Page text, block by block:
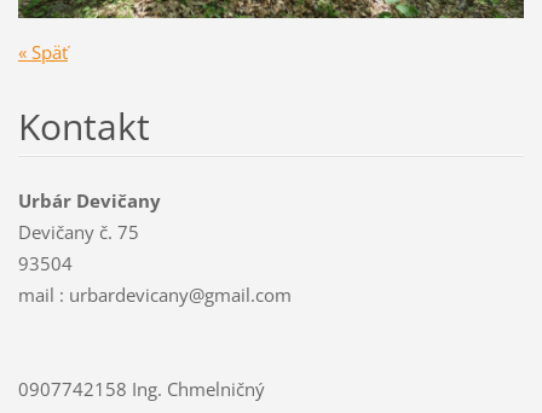
« Späť
Kontakt
Urbár Devičany
Devičany č. 75
93504
mail : urbardevicany@gmail.com
0907742158 Ing. Chmelničný